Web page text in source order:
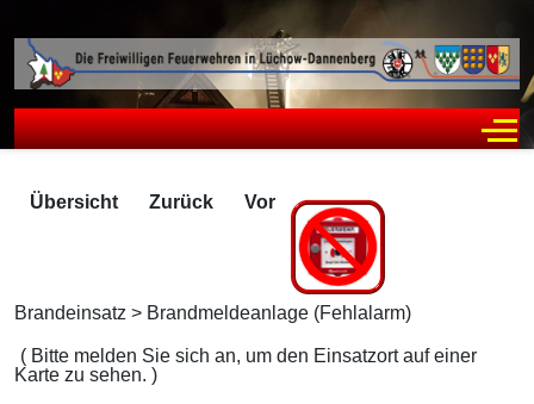
Übersicht Zurück Vor
Brandeinsatz > Brandmeldeanlage (Fehlalarm)
( Bitte melden Sie sich an, um den Einsatzort auf einer
Karte zu sehen. )